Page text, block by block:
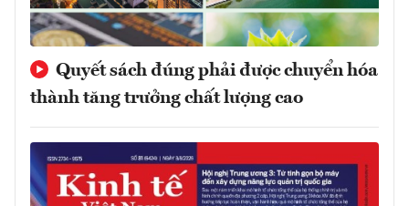
Quyết sách đúng phải được chuyển hóa
thành tăng trưởng chất lượng cao